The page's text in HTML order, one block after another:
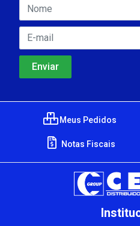
Meus Pedidos
Notas Fiscais